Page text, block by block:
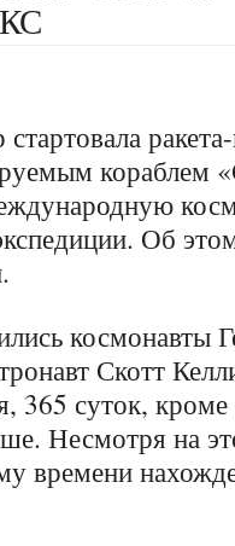
Об
космонавты
Скотт
365 суток,
Несмотря на
времени